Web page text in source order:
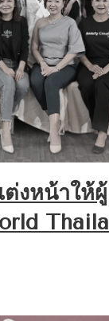
งหน้าให้